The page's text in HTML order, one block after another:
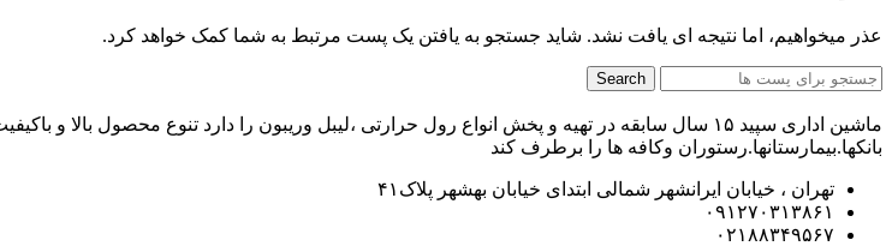
عذر میخواهیم، اما نتیجه ای یافت نشد. شاید جستجو به یافتن یک پست مرتبط به شما کمک خواهد کرد.
Search
ماشین اداری سپید ۱۵ سال سابقه در تهیه و پخش انواع رول حرارتی ،لیبل وریبون را دارد تنوع محصول
بانکها.بیمارستانها.رستوران و‌کافه ها را برطرف کند
تهران ، خیابان ایرانشهر شمالی ابتدای خیابان بهشهر پلاک۴۱
۰۹۱۲۷۰۳۱۳۸۶۱
۰۲۱۸۸۳۴۹۵۶۷